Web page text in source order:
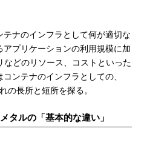
ナのインフラとして何が適切な
プリケーションの利用規模に加
などのリソース、コストといった
ンテナのインフラとしての、
の長所と短所を探る。
タルの「基本的な違い」